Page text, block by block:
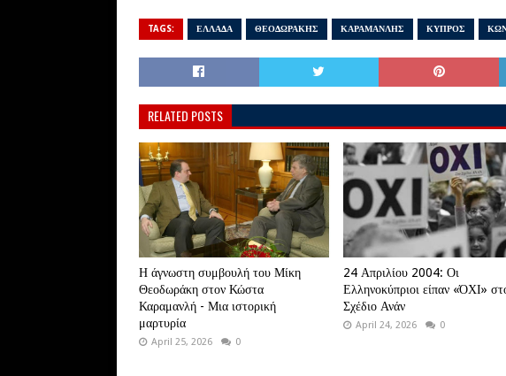
TAGS: ΕΛΛΑΔΑ ΘΕΟΔΩΡΑΚΗΣ ΚΑΡΑΜΑΝΛΗΣ ΚΥΠΡΟΣ
RELATED POSTS
Η άγνωστη συμβουλή του Μίκη
Θεοδωράκη στον Κώστα
Καραμανλή - Μια ιστορική
μαρτυρία
April 25, 2026 0
24 Απριλίου 2004: Οι
Ελληνοκύπριοι είπαν «ΌΧΙ»
Σχέδιο Ανάν
April 24, 2026 0